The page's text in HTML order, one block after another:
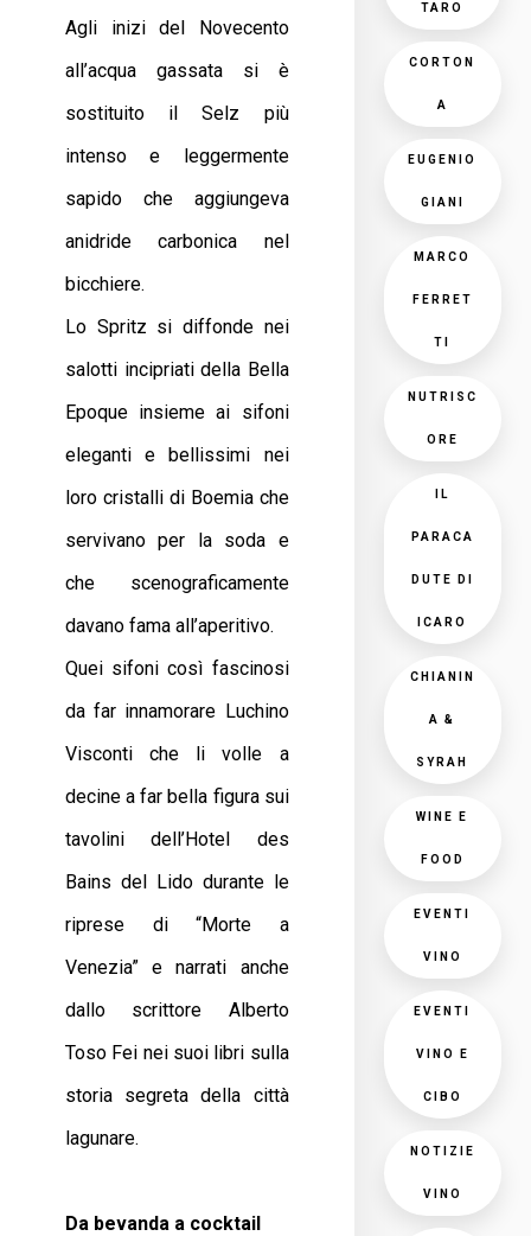
Agli inizi del Novecento
all’acqua gassata si è
sostituito il Selz più
intenso e leggermente
sapido che aggiungeva
anidride carbonica nel
bicchiere.
Lo Spritz si diffonde nei
salotti incipriati della Bella
Epoque insieme ai sifoni
eleganti e bellissimi nei
loro cristalli di Boemia che
servivano per la soda e
che scenograficamente
davano fama all’aperitivo.
Quei sifoni così fascinosi
da far innamorare Luchino
Visconti che li volle a
decine a far bella figura sui
tavolini dell’Hotel des
Bains del Lido durante le
riprese di “Morte a
Venezia” e narrati anche
dallo scrittore Alberto
Toso Fei nei suoi libri sulla
storia segreta della città
lagunare.
Da bevanda a cocktail
TARO
CORTON
A
EUGENIO
GIANI
MARCO
FERRET
TI
NUTRISC
ORE
IL
PARACA
DUTE DI
ICARO
CHIANIN
A &
SYRAH
WINE E
FOOD
EVENTI
VINO
EVENTI
VINO E
CIBO
NOTIZIE
VINO